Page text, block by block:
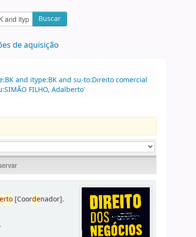
Buscar
de aquisição
and itype:BK and su-to:Direito comercial
FILHO, Adalberto'
[Coordenador].